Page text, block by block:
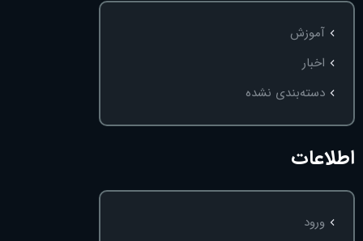
آموزش
اخبار
دسته‌بندی نشده
اطلاعات
ورود